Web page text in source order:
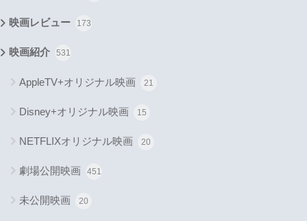
映画レビュー 173
映画紹介 531
AppleTV+オリジナル映画 21
Disney+オリジナル映画 15
NETFLIXオリジナル映画 20
劇場公開映画 451
未公開映画 20